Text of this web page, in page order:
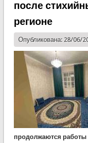
после
регионе
Опубликована: 28/06/
продолжаются работы